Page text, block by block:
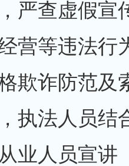
严查虚假宣
营等违法行
欺诈防范及
执法人员结
业人员宣讲